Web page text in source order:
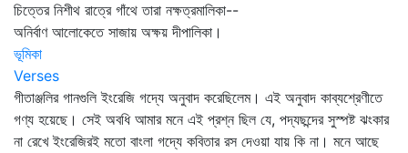
চিত্তের নিশীথ রাত্রে গাঁথে তারা নক্ষত্রমালিকা--
অনির্বাণ আলোকেতে সাজায় অক্ষয় দীপালিকা।
ভূমিকা
Verses
গীতাঞ্জলির গানগুলি ইংরেজি গদ্যে অনুবাদ করেছিলেম। এই অনুবাদ কাব্যশ্রেণীতে
গণ্য হয়েছে। সেই অবধি আমার মনে এই প্রশ্ন ছিল যে, পদ্যছন্দের সুস্পষ্ট ঝংকার
না রেখে ইংরেজিরই মতো বাংলা গদ্যে কবিতার রস দেওয়া যায় কি না। মনে আছে